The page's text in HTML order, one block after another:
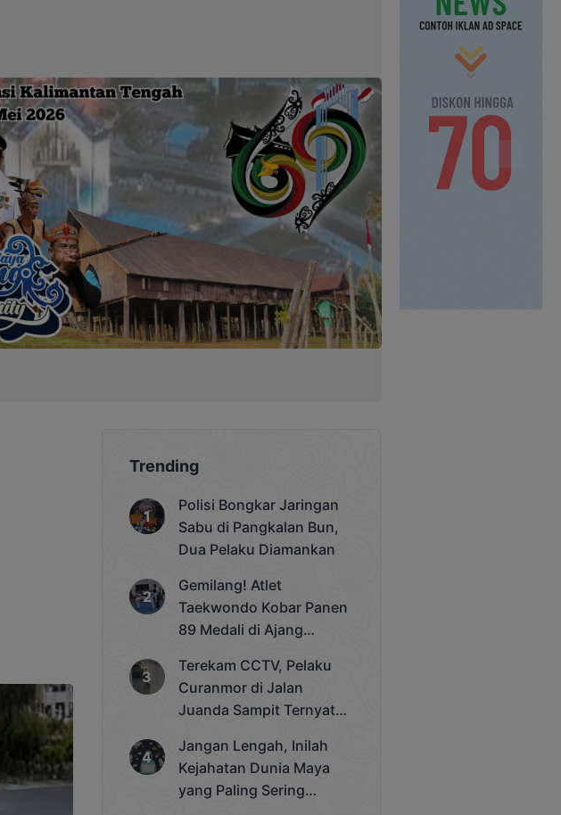
Trending
Polisi Bongkar Jaringan
Sabu di Pangkalan Bun,
Dua Pelaku Diamankan
Gemilang! Atlet
Taekwondo Kobar Panen
89 Medali di Ajang
Cup 2025
Terekam CCTV, Pelaku
Curanmor di Jalan
Juanda Sampit Ternyata
Jangan Lengah, Inilah
Kejahatan Dunia Maya
yang Paling Sering